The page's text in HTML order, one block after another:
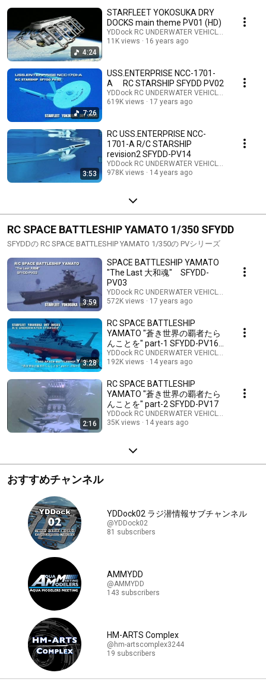
4:24
STARFLEET YOKOSUKA DRY
DOCKS main theme PV01 (HD)
YDDock RC UNDERWATER VEHICLES lab / ラジ
11K views
16 years ago
7:26
USS.ENTERPRISE NCC-1701-
A RC STARSHIP SFYDD PV02
YDDock RC UNDERWATER VEHICLES lab / ラジ
619K views
17 years ago
3:53
RC USS.ENTERPRISE NCC-
1701-A R/C STARSHIP
revision2 SFYDD-PV14
YDDock RC UNDERWATER VEHICLES lab / ラジ
978K views
14 years ago
RC SPACE BATTLESHIP YAMATO 1/350 SFYDD
SFYDDの RC SPACE BATTLESHIP YAMATO 1/350の PVシリーズ
3:59
SPACE BATTLESHIP YAMATO
"The Last 大和魂" SFYDD-
PV03
YDDock RC UNDERWATER VEHICLES lab / ラジ
572K views
17 years ago
3:28
RC SPACE BATTLESHIP
YAMATO "蒼き世界の覇者たら
んことを" part-1 SFYDD-PV16
改
YDDock RC UNDERWATER VEHICLES lab / ラジ
192K views
14 years ago
2:16
RC SPACE BATTLESHIP
YAMATO "蒼き世界の覇者たら
んことを" part-2 SFYDD-PV17
YDDock RC UNDERWATER VEHICLES lab / ラジ
35K views
14 years ago
おすすめチャンネル
YDDock02 ラジ潜情報サブチャンネル
@YDDock02
81 subscribers
AMMYDD
@AMMYDD
143 subscribers
HM-ARTS Complex
@hm-artscomplex3244
19 subscribers